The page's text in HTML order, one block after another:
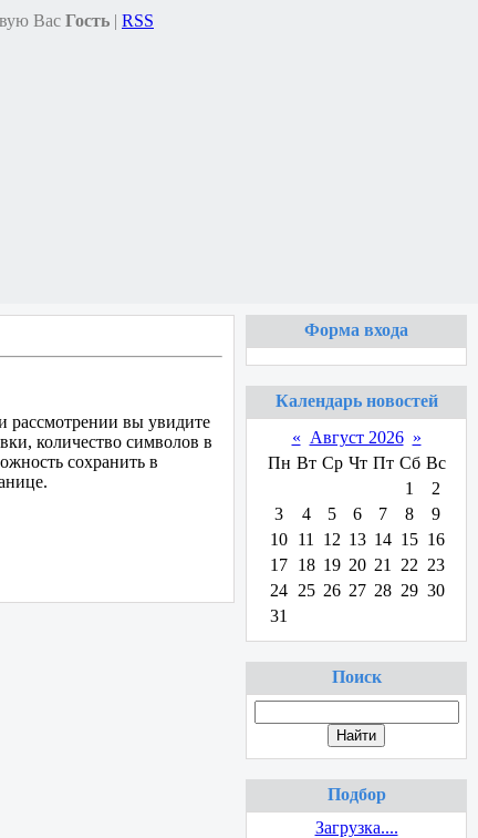
Вас Гость | RSS
рассмотрении вы увидите
количество символов в
сохранить в
Форма входа
Календарь новостей
« Август 2026 »
Пн Вт Ср Чт Пт Сб Вс
1
2
3
4 5 6 7 8
9
10 11 12 13 14 15 16
17 18 19 20 21 22 23
24 25 26 27 28 29 30
31
Поиск
Подбор
Загрузка....